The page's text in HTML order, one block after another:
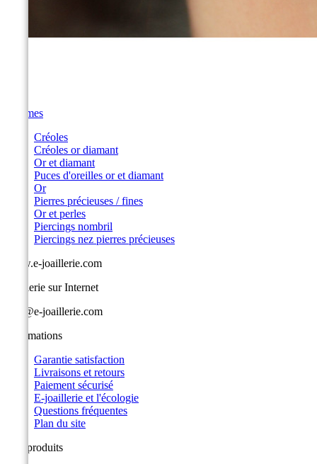
Femmes
Créoles
Créoles or diamant
Or et diamant
Puces d'oreilles or et diamant
Or
Pierres précieuses / fines
Or et perles
Piercings nombril
Piercings nez pierres précieuses
www.e-joaillerie.com
Joaillerie sur Internet
info@e-joaillerie.com
Informations
Garantie satisfaction
Livraisons et retours
Paiement sécurisé
E-joaillerie et l'écologie
Questions fréquentes
Plan du site
Nos produits